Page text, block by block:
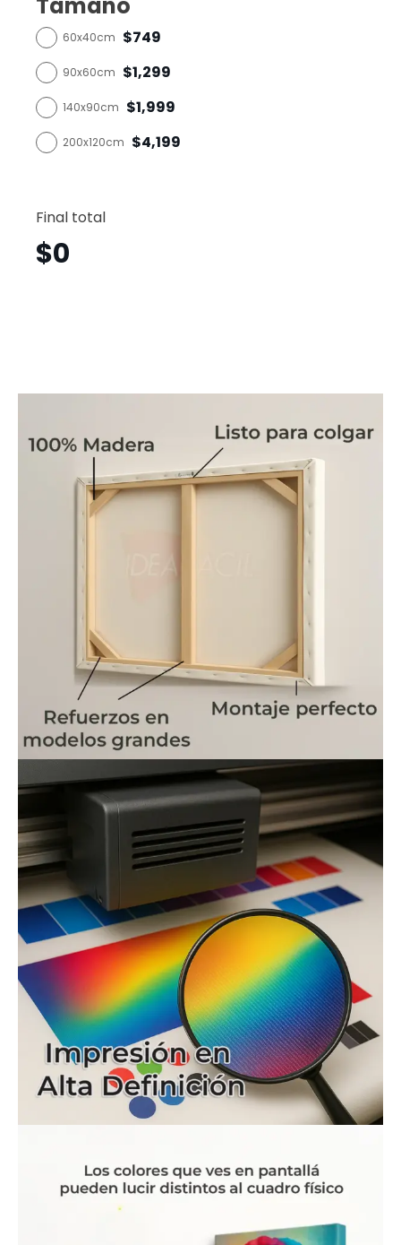
60x40cm $749
90x60cm $1,299
140x90cm $1,999
200x120cm $4,199
Final total
$0